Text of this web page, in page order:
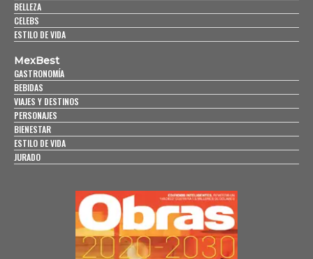
BELLEZA
CELEBS
ESTILO DE VIDA
MexBest
GASTRONOMÍA
BEBIDAS
VIAJES Y DESTINOS
PERSONAJES
BIENESTAR
ESTILO DE VIDA
JURADO